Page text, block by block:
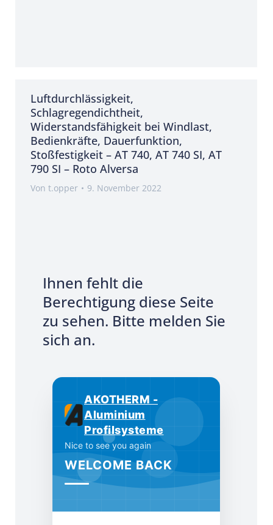
Luftdurchlässigkeit,
Schlagregendichtheit,
Widerstandsfähigkeit bei Windlast,
Bedienkräfte, Dauerfunktion,
Stoßfestigkeit – AT 740, AT 740 SI, AT
790 SI – Roto Alversa
Von t.opper 9. November 2022
Ihnen fehlt die
Berechtigung diese Seite
zu sehen. Bitte melden Sie
sich an.
AKOTHERM -
Aluminium
Profilsysteme
Nice to see you again
WELCOME BACK